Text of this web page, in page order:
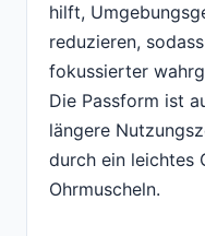
hilft,
reduzieren,
fokussierter
Die Passform ist
längere
durch ein leichtes
Ohrmuscheln.